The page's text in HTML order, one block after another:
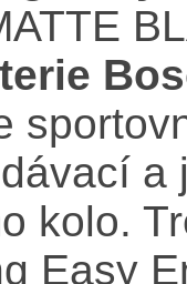
kolo.
Easy